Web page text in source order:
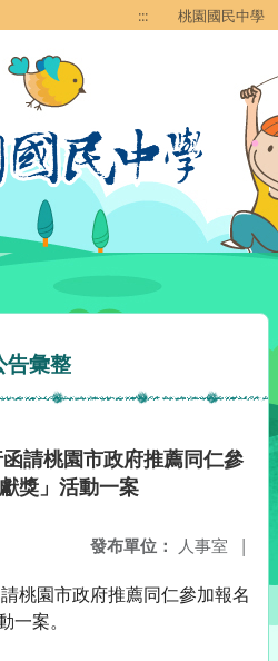
::: 桃園國民中學
告彙整
請桃園市政府推薦同仁參
獎」活動一案
發布單位： 人事室 |
桃園市政府推薦同仁參加報名
一案。